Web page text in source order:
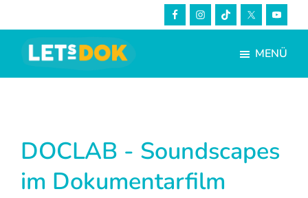
to
content
Fußzeile
springen
LETsDOK
Bundesweite
MENÜ
DOCLAB - Soundscapes
im Dokumentarfilm